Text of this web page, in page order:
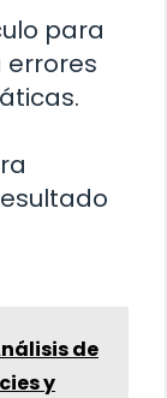
para
errores
de
y